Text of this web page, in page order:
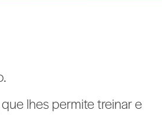
lhes permite treinar e